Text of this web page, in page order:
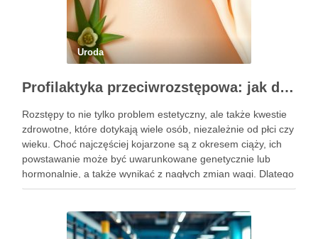
Uroda
Profilaktyka przeciwrozstępowa: jak dbać o skórę skutecznie?
Rozstępy to nie tylko problem estetyczny, ale także kwestie
zdrowotne, które dotykają wiele osób, niezależnie od płci czy
wieku. Choć najczęściej kojarzone są z okresem ciąży, ich
powstawanie może być uwarunkowane genetycznie lub
hormonalnie, a także wynikać z nagłych zmian wagi. Dlatego
kluczowe jest, aby już od najmłodszych lat zadbać …